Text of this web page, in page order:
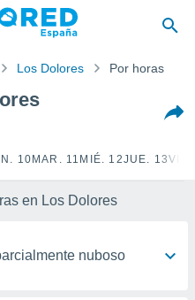
Los Dolores Por horas
10 MAR. 11 MIÉ. 12JUE. 13VIE.
en Los Dolores
nuboso